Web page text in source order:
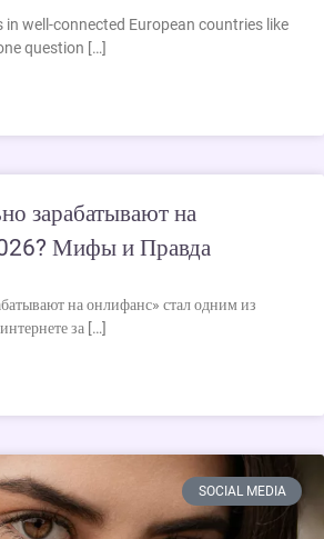
well-connected European countries like
question […]
зарабатывают на
Мифы и Правда
на онлифанс» стал одним из
за […]
SOCIAL MEDIA